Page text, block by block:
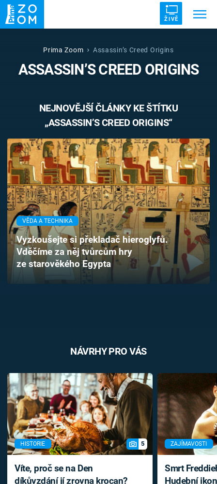
ŽIVĚ
ZRÁDCI DRUHÁ SVĚTOVÁ VÁLKA
ZÁHADY VETŘELCI DÁVNOVĚKU
Témata
Témata
Pořady
TV Program
Časopis
Sledujte prima+
Přihlášení
Prima Zoom Assassin’s Creed Origins
ASSASSIN’S CREED ORIGINS
NEJNOVĚJŠÍ ČLÁNKY KE ŠTÍTKU
„ASSASSIN’S CREED ORIGINS“
VĚDA A TECHNIKA
Vyzkoušejte si překladač hieroglyfů.
Vděčíme za něj tvůrcům hry
ze starověkého Egypta
NÁVRHY PRO VÁS
HISTORIE 5
Víte, proč se na Den
díkůvzdání jí zrovna krocan?
ZAJÍMAVOSTI
Smrt
Hudební